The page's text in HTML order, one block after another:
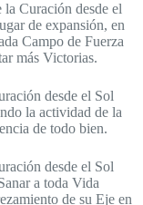
Curación desde el
de expansión, en
Campo de Fuerza
más Victorias.
desde el Sol
la actividad de la
de todo bien.
desde el Sol
a toda Vida
de su Eje en